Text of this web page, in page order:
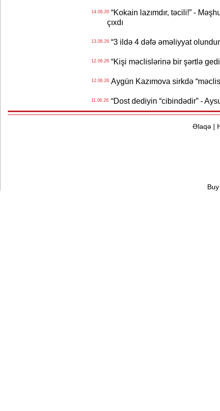
14.06.26“Kokain lazımdır, təcili!” -
çıxdı
13.06.26“3 ildə 4 dəfə əməliyyat
12.06.26“Kişi məclislərinə bir şərtlə
12.06.26Aygün Kazımova sirkdə
11.06.26“Dost dediyin “cibindədir” -
Əlaqə|